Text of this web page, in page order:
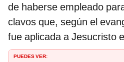
de haberse empleado
clavos que, según el
fue aplicada a Jesucristo
PUEDES VER: